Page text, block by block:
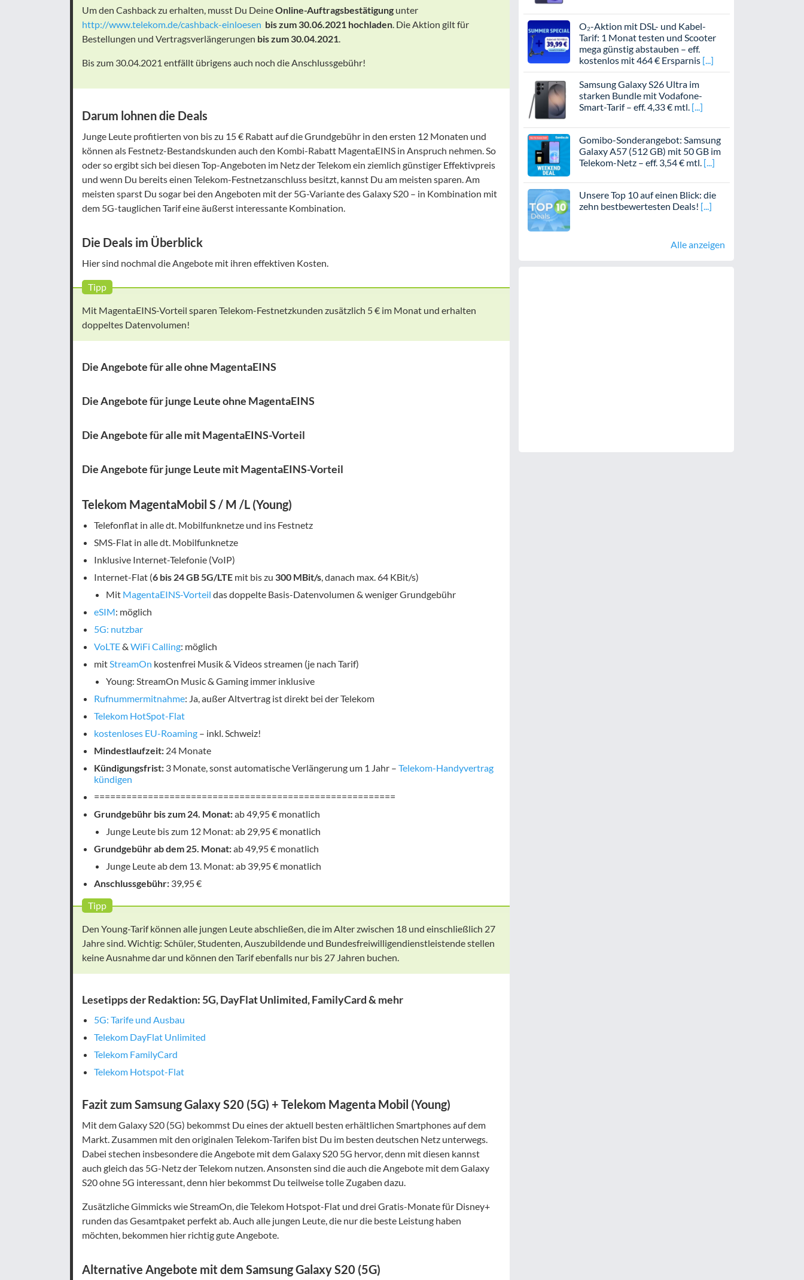
Um den Cashback zu erhalten, musst Du DeineOnline-Auftragsbestätigung unter
http://www.telekom.de/cashback-einloesen bis zum 30.06.2021 hochladen. Die Aktion gilt für
Bestellungen und Vertragsverlängerungen bis zum 30.04.2021.
Bis zum 30.04.2021 entfällt übrigens auch noch die Anschlussgebühr!
Darum lohnen die Deals
Junge Leute profitierten von bis zu 15 € Rabatt auf die Grundgebühr in den ersten 12 Monaten und
können als Festnetz-Bestandskunden auch den Kombi-Rabatt MagentaEINS in Anspruch nehmen. So
oder so ergibt sich bei diesen Top-Angeboten im Netz der Telekom ein ziemlich günstiger Effektivpreis
und wenn Du bereits einen Telekom-Festnetzanschluss besitzt, kannst Du am meisten sparen. Am
meisten sparst Du sogar bei den Angeboten mit der 5G-Variante des Galaxy S20 – in Kombination mit
dem 5G-tauglichen Tarif eine äußerst interessante Kombination.
Die Deals im Überblick
Hier sind nochmal die Angebote mit ihren effektiven Kosten.
Tipp
Mit MagentaEINS-Vorteil sparen Telekom-Festnetzkunden zusätzlich 5 € im Monat und erhalten
doppeltes Datenvolumen!
Die Angebote für alle ohne MagentaEINS
Die Angebote für junge Leute ohne MagentaEINS
Die Angebote für alle mit MagentaEINS-Vorteil
Die Angebote für junge Leute mit MagentaEINS-Vorteil
Telekom MagentaMobil S / M /L (Young)
Telefonflat in alle dt. Mobilfunknetze und ins Festnetz
SMS-Flat in alle dt. Mobilfunknetze
Inklusive Internet-Telefonie (VoIP)
Internet-Flat (6 bis 24 GB 5G/LTE mit bis zu 300 MBit/s, danach max. 64 KBit/s)
Mit MagentaEINS-Vorteil das doppelte Basis-Datenvolumen & weniger Grundgebühr
eSIM: möglich
5G: nutzbar
VoLTE& WiFi Calling: möglich
mitStreamOn kostenfrei Musik & Videos streamen (je nach Tarif)
Young: StreamOn Music & Gaming immer inklusive
Rufnummermitnahme: Ja, außer Altvertrag ist direkt bei der Telekom
Telekom HotSpot-Flat
kostenloses EU-Roaming – inkl. Schweiz!
Mindestlaufzeit: 24 Monate
Kündigungsfrist: 3 Monate, sonst automatische Verlängerung um 1 Jahr – Telekom-Handyvertrag
kündigen
========================================================
Grundgebühr bis zum 24. Monat:ab 49,95 € monatlich
Junge Leute bis zum 12 Monat: ab 29,95 € monatlich
Grundgebühr ab dem 25. Monat:ab 49,95 € monatlich
Junge Leute ab dem 13. Monat: ab 39,95 € monatlich
Anschlussgebühr: 39,95 €
Tipp
Den Young-Tarif können alle jungen Leute abschließen, die im Alter zwischen 18 und einschließlich 27
Jahre sind. Wichtig: Schüler, Studenten, Auszubildende und Bundesfreiwilligendienstleistende stellen
keine Ausnahme dar und können den Tarif ebenfalls nur bis 27 Jahren buchen.
Lesetipps der Redaktion: 5G, DayFlat Unlimited, FamilyCard & mehr
5G: Tarife und Ausbau
Telekom DayFlat Unlimited
Telekom FamilyCard
Telekom Hotspot-Flat
Fazit zum Samsung Galaxy S20 (5G) + Telekom Magenta Mobil (Young)
Mit dem Galaxy S20 (5G) bekommst Du eines der aktuell besten erhältlichen Smartphones auf dem
Markt. Zusammen mit den originalen Telekom-Tarifen bist Du im besten deutschen Netz unterwegs.
Dabei stechen insbesondere die Angebote mit dem Galaxy S20 5G hervor, denn mit diesen kannst
auch gleich das 5G-Netz der Telekom nutzen. Ansonsten sind die auch die Angebote mit dem Galaxy
S20 ohne 5G interessant, denn hier bekommst Du teilweise tolle Zugaben dazu.
Zusätzliche Gimmicks wie StreamOn, die Telekom Hotspot-Flat und drei Gratis-Monate für Disney+
runden das Gesamtpaket perfekt ab. Auch alle jungen Leute, die nur die beste Leistung haben
möchten, bekommen hier richtig gute Angebote.
Alternative Angebote mit dem Samsung Galaxy S20 (5G)
O₂-Aktion mit DSL- und Kabel-
Tarif: 1 Monat testen und Scooter
mega günstig abstauben – eff.
kostenlos mit 464 € Ersparnis
Samsung Galaxy S26 Ultra im
starken Bundle mit Vodafone-
Smart-Tarif – eff. 4,33 € mtl.
Gomibo-Sonderangebot: Samsung
Galaxy A57 (512 GB) mit 50 GB im
Telekom-Netz – eff. 3,54 € mtl.
Unsere Top 10 auf einen Blick: die
zehn bestbewertesten Deals!
Alle anzeigen